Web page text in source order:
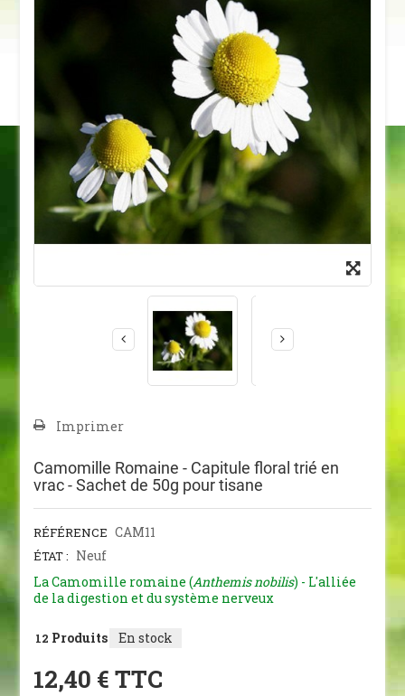
Imprimer
Camomille Romaine - Capitule floral trié en
vrac - Sachet de 50g pour tisane
RÉFÉRENCE CAM11
ÉTAT : Neuf
La Camomille romaine (Anthemis nobilis) - L'alliée
de la digestion et du système nerveux
12 Produits En stock
12,40 € TTC